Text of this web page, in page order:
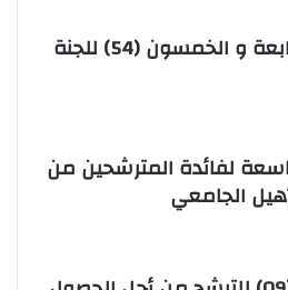
ف/ي نتائج الدورة الرابعة و الخمسون (54) للجنة
لفائدة المترشحين من
الجامعي